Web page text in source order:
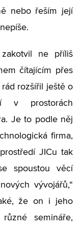
nebo řeším její
ne příliš
čítajícím přes
rozšířil ještě o
v prostorách
Je to podle něj
firma,
JICu tak
spoustou věcí
vývojářů,“
že on i jeho
semináře,